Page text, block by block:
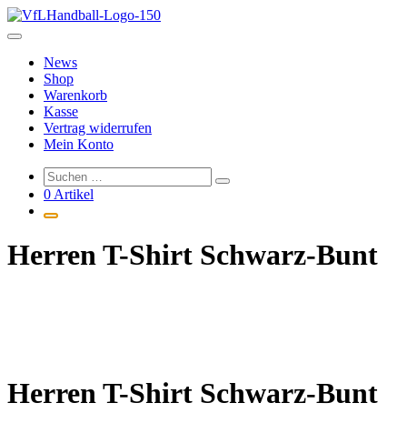
Zum
Inhalt
News
Shop
Warenkorb
Kasse
Vertrag widerrufen
Mein Konto
0 Artikel
Herren T-Shirt Schwarz-Bunt
Herren T-Shirt Schwarz-Bunt